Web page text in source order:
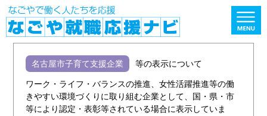
名古屋市子育て支援企業 等の表示について
ワーク・ライフ・バランスの推進、女性活躍推進等の働
きやすい環境づくりに取り組む企業として、国・県・市
等により認定・表彰等されている場合に表示していま